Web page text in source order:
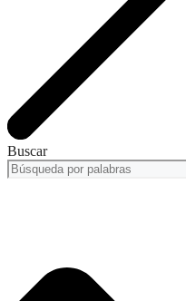
Buscar